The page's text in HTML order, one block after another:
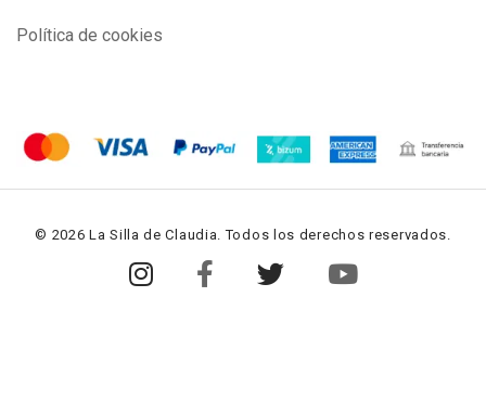
Política de cookies
© 2026 La Silla de Claudia. Todos los derechos reservados.